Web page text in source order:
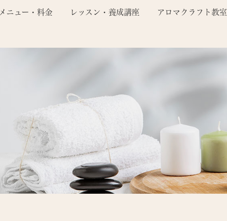
メニュー・料金 レッスン・養成講座 アロマクラフト教室